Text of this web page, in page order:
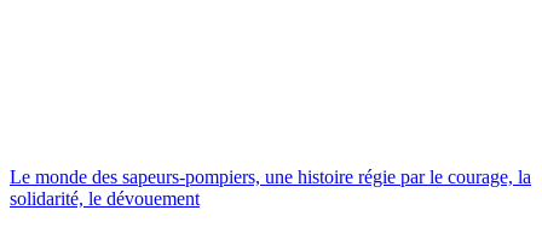
Le monde des sapeurs-pompiers, une histoire régie par le courage, la
solidarité, le dévouement